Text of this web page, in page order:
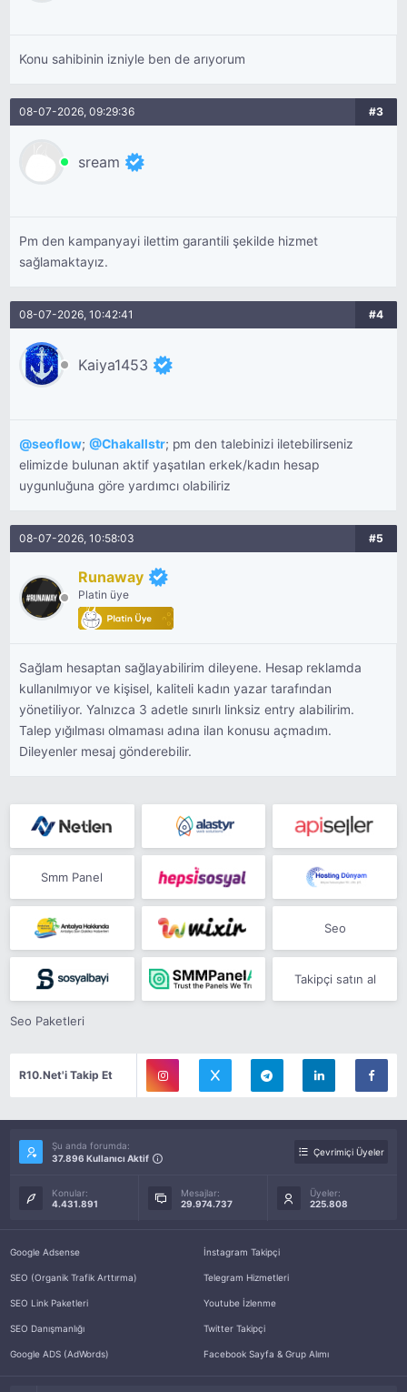
Konu sahibinin izniyle ben de arıyorum
08-07-2026, 09:29:36 #3
sream
Pm den kampanyayi ilettim garantili şekilde hizmet
sağlamaktayız.
08-07-2026, 10:42:41 #4
Kaiya1453
@seoflow;@Chakallstr; pm den talebinizi iletebilirseniz
elimizde bulunan aktif yaşatılan erkek/kadın hesap
uygunluğuna göre yardımcı olabiliriz
08-07-2026, 10:58:03 #5
Runaway
Platin üye
Sağlam hesaptan sağlayabilirim dileyene. Hesap reklamda
kullanılmıyor ve kişisel, kaliteli kadın yazar tarafından
yönetiliyor. Yalnızca 3 adetle sınırlı linksiz entry alabilirim.
Talep yığılması olmaması adına ilan konusu açmadım.
Dileyenler mesaj gönderebilir.
Smm Panel
Seo
Takipçi satın al
Seo Paketleri
R10.Net'i Takip Et
Şu anda forumda:
37.896 Kullanıcı Aktif
Çevrimiçi Üyeler
Konular:
4.431.891
Mesajlar:
29.974.737
Üyeler:
225.808
Google Adsense
SEO (Organik Trafik Arttırma)
SEO Link Paketleri
SEO Danışmanlığı
Google ADS (AdWords)
İnstagram Takipçi
Telegram Hizmetleri
Youtube İzlenme
Twitter Takipçi
Facebook Sayfa & Grup Alımı